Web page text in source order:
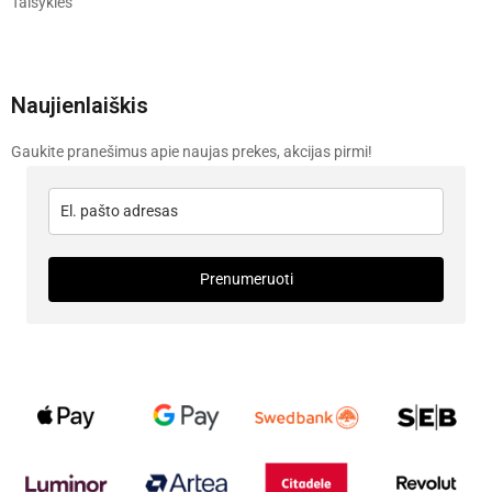
Naujienlaiškis
Gaukite pranešimus apie naujas prekes, akcijas pirmi!
Prenumeruoti